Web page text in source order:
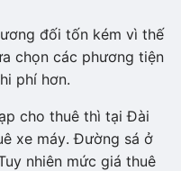
đối tốn kém vì thế
chọn các phương tiện
phí hơn.
cho thuê thì tại Đài
xe máy. Đường sá ở
nhiên mức giá thuê